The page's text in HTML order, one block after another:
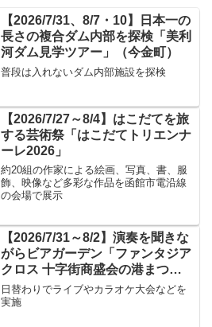
【2026/7/31、8/7・10】日本一の
長さの複合ダム内部を探検「美利
河ダム見学ツアー」（今金町）
普段は入れないダム内部施設を探検
【2026/7/27～8/4】はこだてを旅
する芸術祭「はこだてトリエンナ
ーレ2026」
約20組の作家による絵画、写真、書、服
飾、映像など多彩な作品を函館市電沿線
の会場で展示
【2026/7/31～8/2】演奏を聞きな
がらビアガーデン「ファンタジア
クロス 十字街商盛会の港まつ
り」
日替わりでライブやカラオケ大会などを
実施